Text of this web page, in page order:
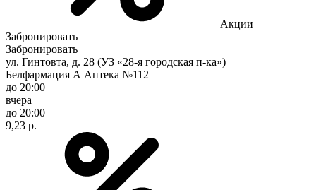
Акции
Забронировать
Забронировать
ул. Гинтовта, д. 28 (УЗ «28-я городская п-ка»)
Белфармация А Аптека №112
до 20:00
вчера
до 20:00
9,23 р.